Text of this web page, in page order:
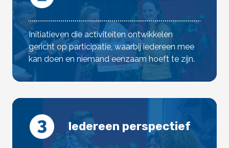
Initiatieven die activiteiten ontwikkelen
gericht op participatie, waarbij iedereen mee
kan doen en niemand eenzaam hoeft te zijn.
Iedereen perspectief